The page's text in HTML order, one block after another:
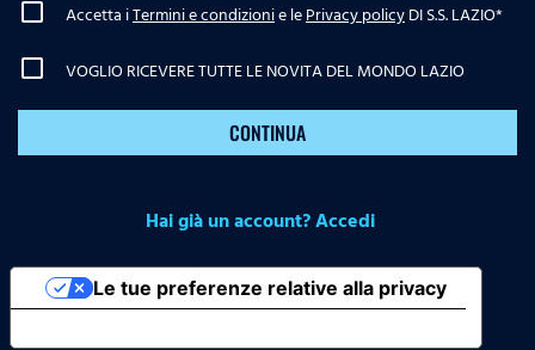
Accetta iTermini e condizionie lePrivacy policyDI S.S. LAZIO*
VOGLIO RICEVERE TUTTE LE NOVITA DEL MONDO LAZIO
CONTINUA
Hai già un account? Accedi
Le tue preferenze relative alla privacy